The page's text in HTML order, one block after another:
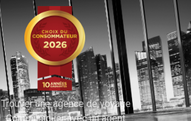
Trouver une agence de voyage
Communiquer avec un agent